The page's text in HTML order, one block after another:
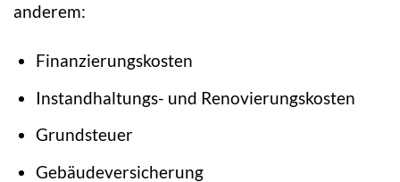
anderem:
Finanzierungskosten
Instandhaltungs- und Renovierungskosten
Grundsteuer
Gebäudeversicherung